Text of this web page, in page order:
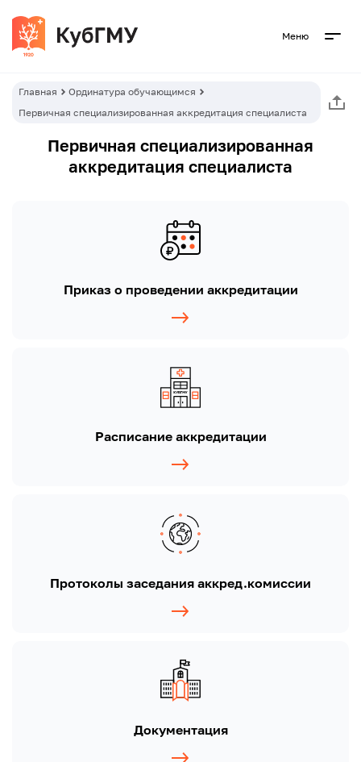
Меню
Главная
Ординатура обучающимся
Первичная специализированная аккредитация специалиста
Первичная специализированная
аккредитация специалиста
Приказ о проведении аккредитации
Расписание аккредитации
Протоколы заседания аккред.комиссии
Документация